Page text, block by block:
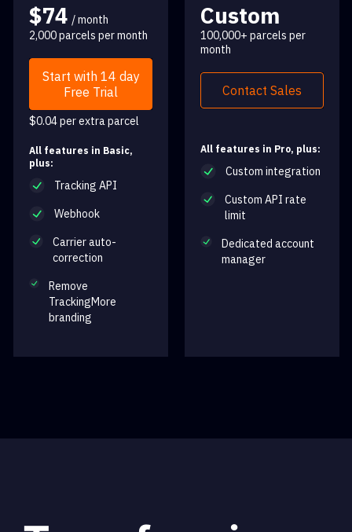
$74 / month
2,000 parcels per month
Start with 14 day
Free Trial
$0.04 per extra parcel
All features in Basic,
plus:
Tracking API
Webhook
Carrier auto-
correction
Remove
TrackingMore
branding
Custom
100,000+ parcels per
month
Contact Sales
All features in Pro, plus:
Custom integration
Custom API rate
limit
Dedicated account
manager